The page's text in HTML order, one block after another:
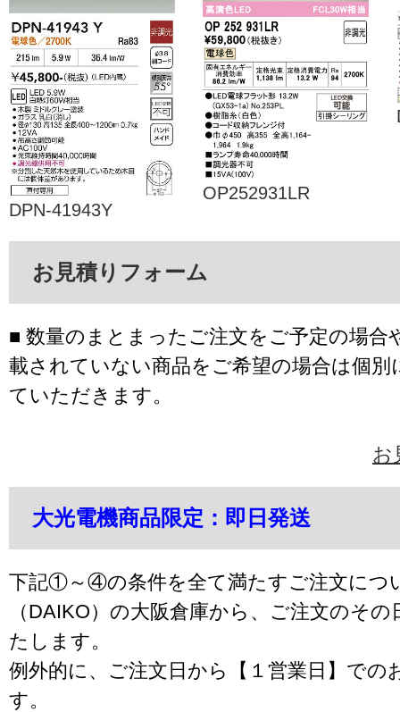
DPN-41943Y
OP252931LR
お見積りフォーム
■ 数量のまとまったご注文をご予定の場合
載されていない商品をご希望の場合は個別
ていただきます。
お
大光電機商品限定：即日発送
下記①～④の条件を全て満たすご注文につ
（DAIKO）の大阪倉庫から、ご注文のそ
たします。
例外的に、ご注文日から【１営業日】での
す。